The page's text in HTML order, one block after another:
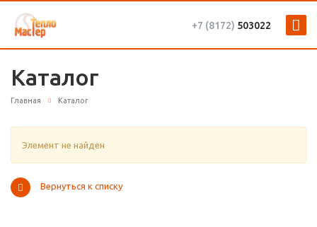
+7 (8172) 503022
Каталог
Главная Каталог
Элемент не найден
Вернуться к списку